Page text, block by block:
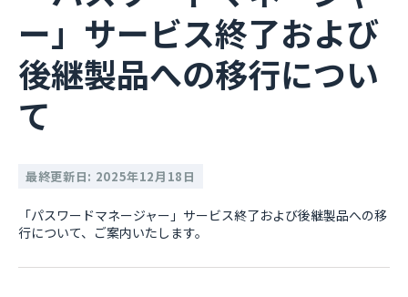
ー」サービス終了および
後継製品への移行につい
て
最終更新日: 2025年12月18日
「パスワードマネージャー」サービス終了および後継製品への移
行について、ご案内いたします。